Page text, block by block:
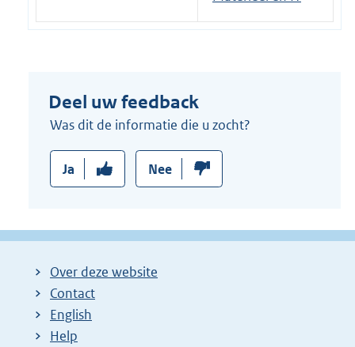
Deel uw feedback
Was dit de informatie die u zocht?
Ja Nee
Over deze website
Contact
English
Help